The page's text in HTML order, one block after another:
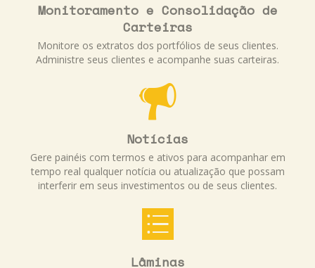
Monitoramento e Consolidação de
Carteiras
Monitore os extratos dos portfólios de seus clientes.
Administre seus clientes e acompanhe suas carteiras.
Notícias
Gere painéis com termos e ativos para acompanhar em
tempo real qualquer notícia ou atualização que possam
interferir em seus investimentos ou de seus clientes.
Lâminas